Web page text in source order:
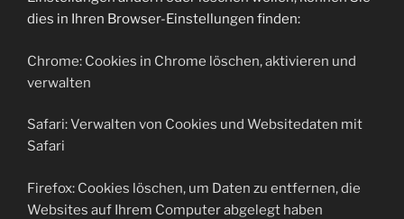
dies in Ihren Browser-Einstellungen finden:
Chrome: Cookies in Chrome löschen, aktivieren und
verwalten
Safari: Verwalten von Cookies und Websitedaten mit
Safari
Firefox: Cookies löschen, um Daten zu entfernen, die
Websites auf Ihrem Computer abgelegt haben